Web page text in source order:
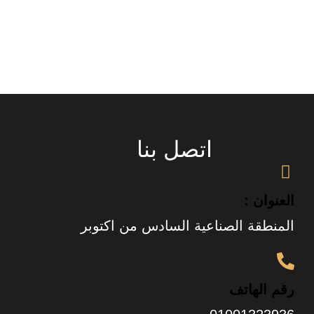
اتصل بنا
العنوان :
المنطقة الصناعية السادس من اكتوبر
رقم الهاتف